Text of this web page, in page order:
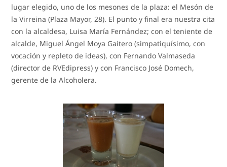
lugar elegido, uno de los mesones de la plaza: el Mesón de
la Virreina (Plaza Mayor, 28). El punto y final era nuestra cita
con la alcaldesa, Luisa María Fernández; con el teniente de
alcalde, Miguel Ángel Moya Gaitero (simpatiquísimo, con
vocación y repleto de ideas), con Fernando Valmaseda
(director de RVEdipress) y con Francisco José Domech,
gerente de la Alcoholera.